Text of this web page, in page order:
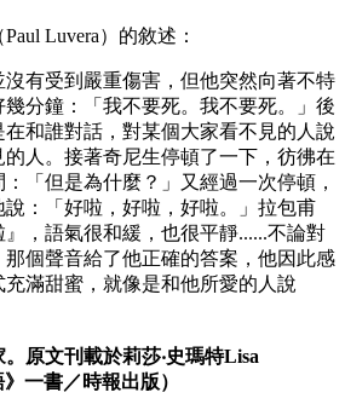
Luvera）的敘述：
有受到嚴重傷害，但他突然向著不特
分鐘：「我不要死。我不要死。」後
和誰對話，對某個大家看不見的人說
人。接著奇尼生停頓了一下，彷彿在
「但是為什麼？」又經過一次停頓，
：「好啦，好啦，好啦。」拉包甫
，語氣很和緩，也很平靜......不論對
個聲音給了他正確的答案，他因此感
滿甜蜜，就像是和他所愛的人說
。原文刊載於莉莎‧史瑪特Lisa
一書／時報出版）